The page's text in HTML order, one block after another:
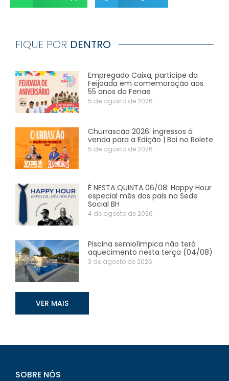
FIQUE POR DENTRO
Empregado Caixa, participe da
Feijoada em comemoração aos
55 anos da Fenae
5 de agosto de 2026
Churrascão 2026: ingressos à
venda para a Edição | Boi no Rolete
5 de agosto de 2026
É NESTA QUINTA 06/08: Happy Hour
especial mês dos pais na Sede
Social BH
4 de agosto de 2026
Piscina semiolímpica não terá
aquecimento nesta terça (04/08)
3 de agosto de 2026
VER MAIS
SOBRE NÓS